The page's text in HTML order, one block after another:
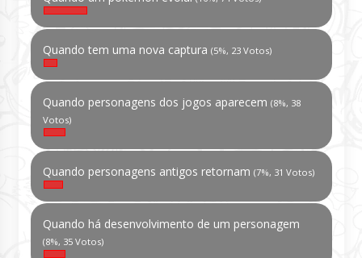
Quando tem uma nova captura (5%, 23 Votos)
Quando personagens dos jogos aparecem (8%, 38
Votos)
Quando personagens antigos retornam (7%, 31 Votos)
Quando há desenvolvimento de um personagem
(8%, 35 Votos)